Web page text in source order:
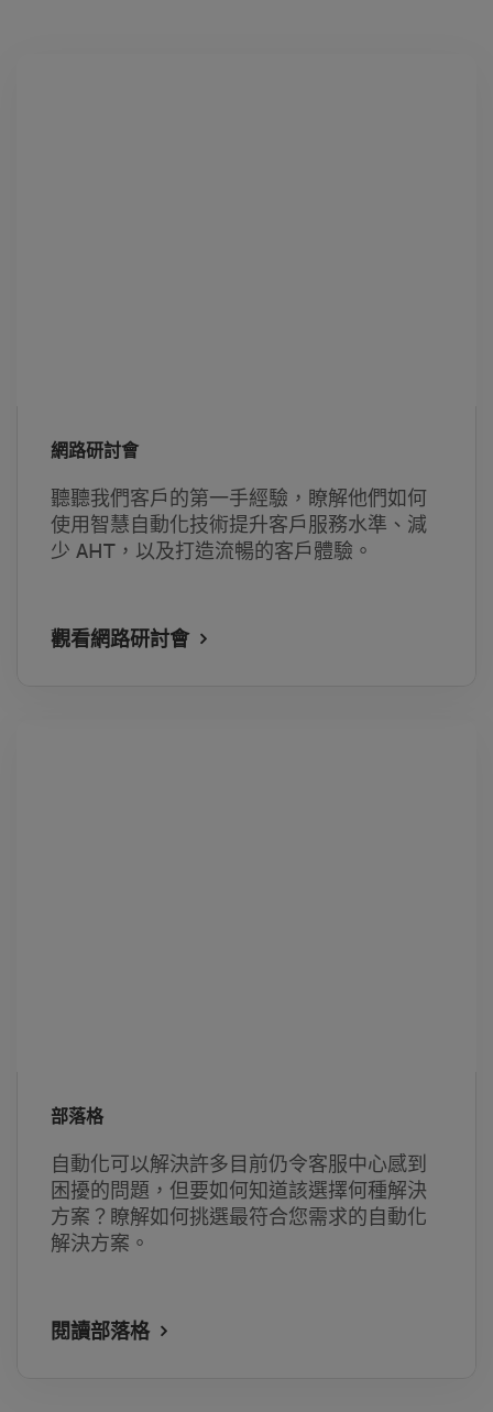
網路研討會
聽聽我們客戶的第一手經驗，瞭解他們如何
使用智慧自動化技術提升客戶服務水準、減
少 AHT，以及打造流暢的客戶體驗。
觀看網路研討會
部落格
自動化可以解決許多目前仍令客服中心感到
困擾的問題，但要如何知道該選擇何種解決
方案？瞭解如何挑選最符合您需求的自動化
解決方案。
閱讀部落格